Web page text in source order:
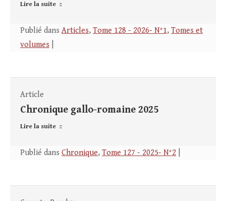
Lire la suite
Publié dans Articles, Tome 128 - 2026- N°1, Tomes et
volumes
Article
Chronique gallo-romaine 2025
Lire la suite
Publié dans Chronique, Tome 127 - 2025- N°2